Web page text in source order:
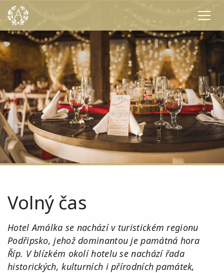
Volný čas
Hotel Amálka se nachází v turistickém regionu
Podřipsko, jehož dominantou je památná hora
Říp. V blízkém okolí hotelu se nachází řada
historických, kulturních i přírodních památek,